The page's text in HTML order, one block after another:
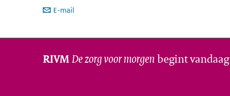
E-mail
RIVMDe zorg voor morgen begint vandaag